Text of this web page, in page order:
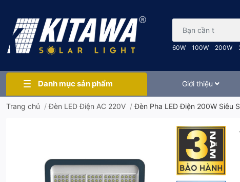
60W 100W 200W
Danh mục sản phẩm Giới thiệu
Trang chủ /Đèn LED Điện AC 220V /Đèn Pha LED Điện 200W Siêu